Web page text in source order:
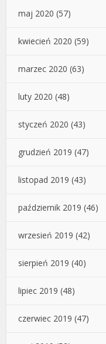
maj 2020 (57)
kwiecień 2020 (59)
marzec 2020 (63)
luty 2020 (48)
styczeń 2020 (43)
grudzień 2019 (47)
listopad 2019 (43)
październik 2019 (46)
wrzesień 2019 (42)
sierpień 2019 (40)
lipiec 2019 (48)
czerwiec 2019 (47)